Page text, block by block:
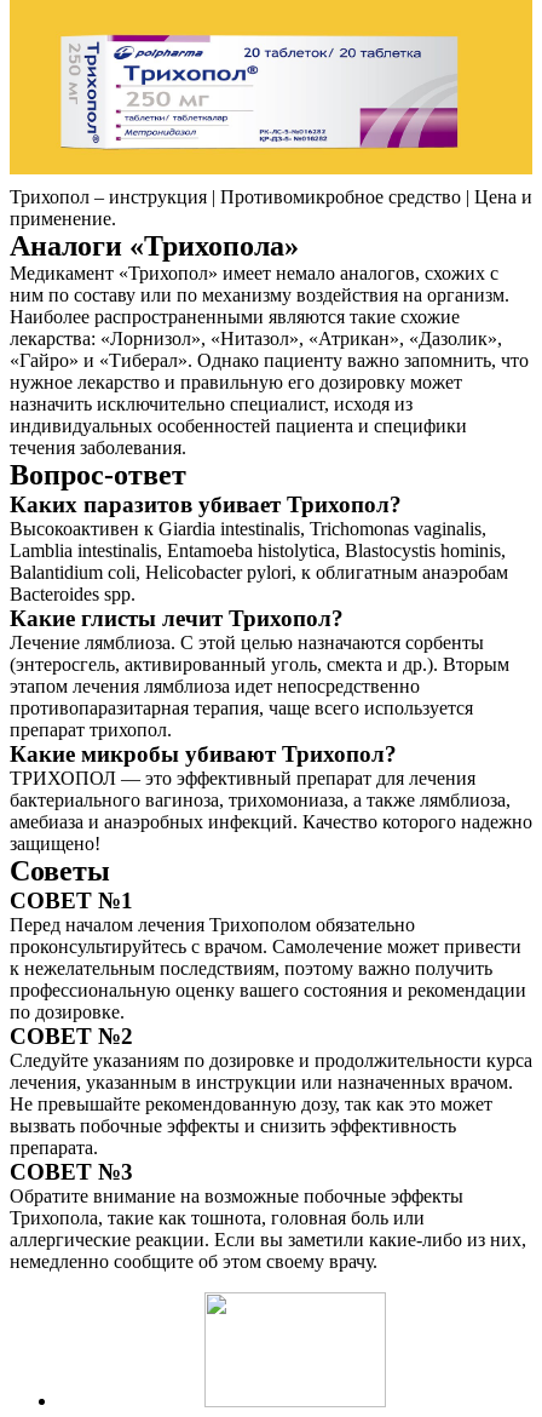
Трихопол – инструкция | Противомикробное средство | Цена и
применение.
Аналоги «Трихопола»
Медикамент «Трихопол» имеет немало аналогов, схожих с
ним по составу или по механизму воздействия на организм.
Наиболее распространенными являются такие схожие
лекарства: «Лорнизол», «Нитазол», «Атрикан», «Дазолик»,
«Гайро» и «Тиберал». Однако пациенту важно запомнить, что
нужное лекарство и правильную его дозировку может
назначить исключительно специалист, исходя из
индивидуальных особенностей пациента и специфики
течения заболевания.
Вопрос-ответ
Каких паразитов убивает Трихопол?
Высокоактивен к Giardia intestinalis, Trichomonas vaginalis,
Lamblia intestinalis, Entamoeba histolytica, Blastocystis hominis,
Balantidium coli, Helicobacter pylori, к облигатным анаэробам
Bacteroides spp.
Какие глисты лечит Трихопол?
Лечение лямблиоза. С этой целью назначаются сорбенты
(энтеросгель, активированный уголь, смекта и др.). Вторым
этапом лечения лямблиоза идет непосредственно
противопаразитарная терапия, чаще всего используется
препарат трихопол.
Какие микробы убивают Трихопол?
ТРИХОПОЛ — это эффективный препарат для лечения
бактериального вагиноза, трихомониаза, а также лямблиоза,
амебиаза и анаэробных инфекций. Качество которого надежно
защищено!
Советы
СОВЕТ №1
Перед началом лечения Трихополом обязательно
проконсультируйтесь с врачом. Самолечение может привести
к нежелательным последствиям, поэтому важно получить
профессиональную оценку вашего состояния и рекомендации
по дозировке.
СОВЕТ №2
Следуйте указаниям по дозировке и продолжительности курса
лечения, указанным в инструкции или назначенных врачом.
Не превышайте рекомендованную дозу, так как это может
вызвать побочные эффекты и снизить эффективность
препарата.
СОВЕТ №3
Обратите внимание на возможные побочные эффекты
Трихопола, такие как тошнота, головная боль или
аллергические реакции. Если вы заметили какие-либо из них,
немедленно сообщите об этом своему врачу.